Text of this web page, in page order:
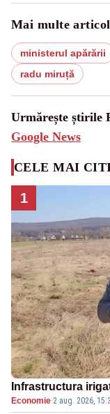
Mai multe
ministerul apărării
radu miruță
Urmărește știrile
Google News
CELE MAI
1
Infrastructura
Economie·2 aug. 2026,